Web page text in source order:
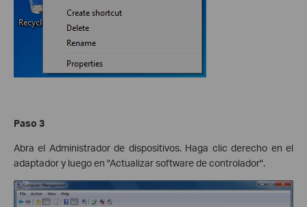
Paso 3
Abra el Administrador de dispositivos. Haga clic derecho en el
adaptador y luego en "Actualizar software de controlador".